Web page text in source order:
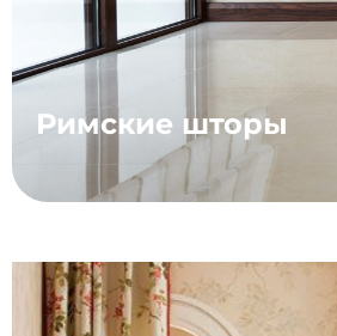
Римские шторы